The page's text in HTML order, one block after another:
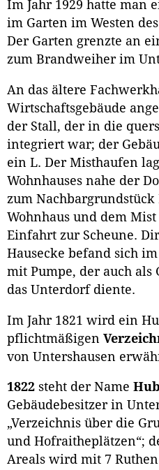
Im Jahr 1929 hatte man
im Garten im Westen
Der Garten grenzte an
zum Brandweiher im
An das ältere
Wirtschaftsgebäude
der Stall, der in die
integriert war; der
ein L. Der Misthaufen
Wohnhauses nahe der
zum Nachbargrundstück
Wohnhaus und dem
Einfahrt zur Scheune.
Hausecke befand sich
mit Pumpe, der auch
das Unterdorf diente.
Im Jahr 1821 wird ein
pflichtmäßigen
von Untershausen
1822 steht der Name
Gebäudebesitzer in
„Verzeichnis über die
und Hofraitheplätzen“;
Areals wird mit 7 Ruthen